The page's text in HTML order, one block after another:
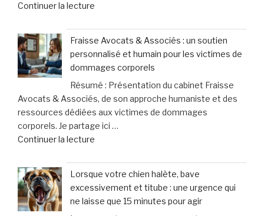
Continuer la lecture
:
cette
pratique
controversée
d’injection
pour
augmenter
la
inquiétudes
Fraisse Avocats & Associés : un soutien
personnalisé et humain pour les victimes de
dommages corporels
Résumé : Présentation du cabinet Fraisse
Avocats & Associés, de son approche humaniste et des
ressources dédiées aux victimes de dommages
corporels. Je partage ici …
Continuer la lecture
Avocats
&
Associés
:
Lorsque votre chien halète, bave
excessivement et titube : une urgence qui
ne laisse que 15 minutes pour agir